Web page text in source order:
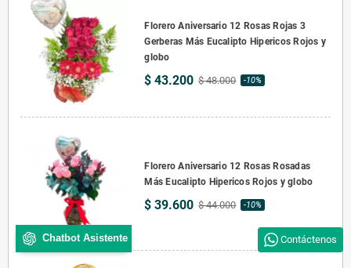
Florero Aniversario 12 Rosas Rojas 3
Gerberas Más Eucalipto Hipericos Rojos y
globo
$ 43.200 $ 48.000 -10%
Florero Aniversario 12 Rosas Rosadas
Más Eucalipto Hipericos Rojos y globo
$ 39.600 $ 44.000 -10%
Chatbot Asistente Contáctenos